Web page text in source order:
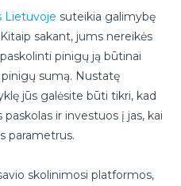
Lietuvoje suteikia galimybę
sakant, jums nereikės
pinigų ją būtinai
sumą. Nustatę
jūs galėsite būti tikri, kad
ir investuos į jas, kai
parametrus.
skolinimosi platformos,